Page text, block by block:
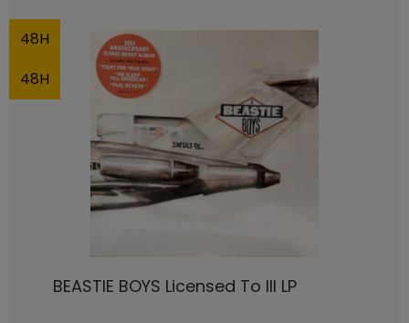
BEASTIE BOYS Licensed To Ill LP
48H
48H